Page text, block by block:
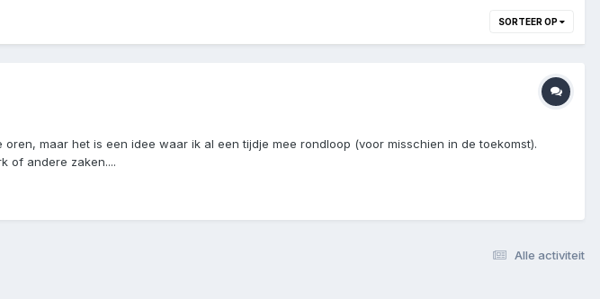
SORTEER OP
maar het is een idee waar ik al een tijdje mee rondloop (voor misschien in de toekomst).
of andere zaken....
Alle activiteit